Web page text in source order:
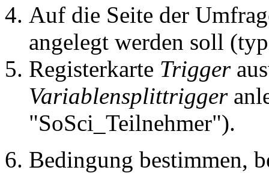
Auf die Seite der
angelegt werden soll
Registerkarte Trigger
Variablensplittrigger
"SoSci_Teilnehmer").
Bedingung bestimmen,